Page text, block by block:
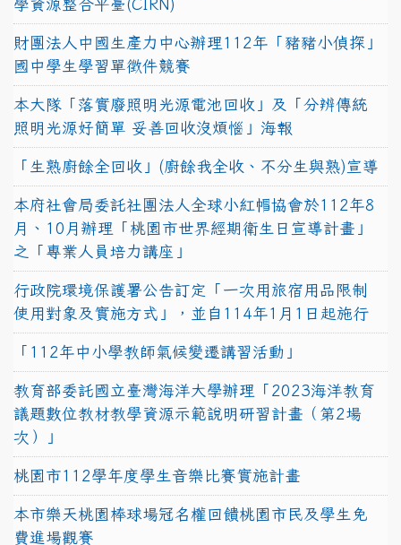
學資源整合平臺(CIRN)
財團法人中國生產力中心辦理112年「豬豬小偵探」
國中學生學習單徵件競賽
本大隊「落實廢照明光源電池回收」及「分辨傳統
照明光源好簡單 妥善回收沒煩惱」海報
「生熟廚餘全回收」(廚餘我全收、不分生與熟)宣導
本府社會局委託社團法人全球小紅帽協會於112年8
月、10月辦理「桃園市世界經期衛生日宣導計畫」
之「專業人員培力講座」
行政院環境保護署公告訂定「一次用旅宿用品限制
使用對象及實施方式」，並自114年1月1日起施行
「112年中小學教師氣候變遷講習活動」
教育部委託國立臺灣海洋大學辦理「2023海洋教育
議題數位教材教學資源示範說明研習計畫（第2場
次）」
桃園市112學年度學生音樂比賽實施計畫
本市樂天桃園棒球場冠名權回饋桃園市民及學生免
費進場觀賽